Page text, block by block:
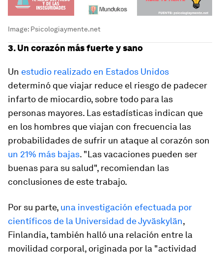
Image: Psicologiaymente.net
3. Un corazón más fuerte y sano
Un estudio realizado en Estados Unidos
determinó que viajar reduce el riesgo de padecer
infarto de miocardio, sobre todo para las
personas mayores. Las estadísticas indican que
en los hombres que viajan con frecuencia las
probabilidades de sufrir un ataque al corazón son
un 21% más bajas. "Las vacaciones pueden ser
buenas para su salud", recomiendan las
conclusiones de este trabajo.
Por su parte, una investigación efectuada por
científicos de la Universidad de Jyväskylän,
Finlandia, también halló una relación entre la
movilidad corporal, originada por la "actividad